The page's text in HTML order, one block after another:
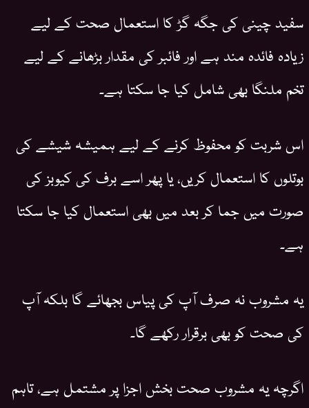
سفید چینی کی جگہ گڑ کا استعمال صحت کے لیے
زیادہ فائدہ مند ہے اور فائبر کی مقدار بڑھانے کے لیے
تخم ملنگا بھی شامل کیا جا سکتا ہے۔
اس شربت کو محفوظ کرنے کے لیے ہمیشہ شیشے کی
بوتلوں کا استعمال کریں، یا پھر اسے برف کی کیوبز کی
صورت میں جما کر بعد میں بھی استعمال کیا جا سکتا
ہے۔
یہ مشروب نہ صرف آپ کی پیاس بجھائے گا بلکہ آپ
کی صحت کو بھی برقرار رکھے گا۔
اگرچہ یہ مشروب صحت بخش اجزا پر مشتمل ہے، تاہم